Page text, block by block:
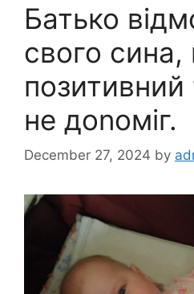
Батько
свого сина,
не доnоміг.
December 27, 2024 by